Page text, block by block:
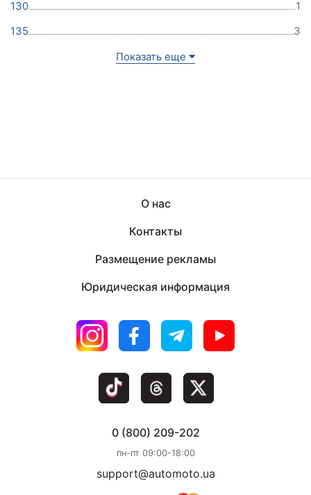
130
1
135
3
Показать еще
О нас
Контакты
Размещение рекламы
Юридическая информация
0 (800) 209-202
пн-пт 09:00-18:00
support@automoto.ua